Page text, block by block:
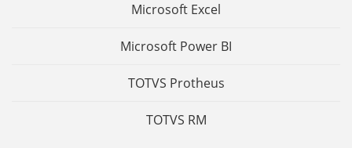
Microsoft Excel
Microsoft Power BI
TOTVS Protheus
TOTVS RM